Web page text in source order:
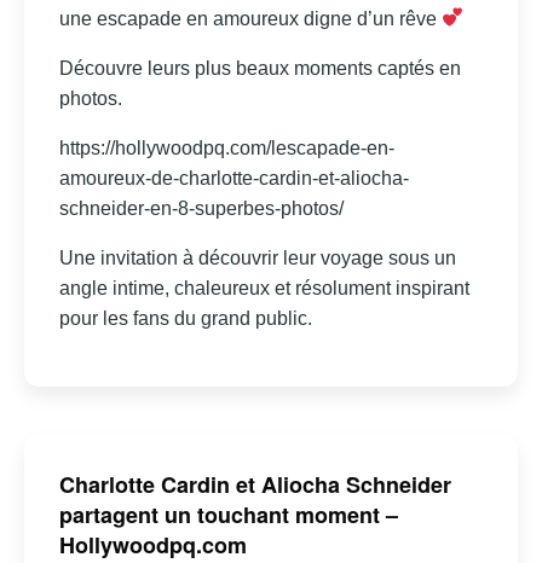
une escapade en amoureux digne d’un rêve
Découvre leurs plus beaux moments captés en
photos.
https://hollywoodpq.com/lescapade-en-
amoureux-de-charlotte-cardin-et-aliocha-
schneider-en-8-superbes-photos/
Une invitation à découvrir leur voyage sous un
angle intime, chaleureux et résolument inspirant
pour les fans du grand public.
Charlotte Cardin et Aliocha Schneider
partagent un touchant moment –
Hollywoodpq.com